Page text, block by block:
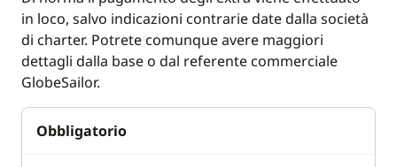
Bow thruster
Capottina
paraspruzzi
Hot water
in loco, salvo indicazioni contrarie date dalla società
di charter. Potrete comunque avere maggiori
dettagli dalla base o dal referente commerciale
GlobeSailor.
Obbligatorio